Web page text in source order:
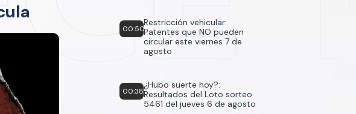
00:50
Restricción vehicular:
Patentes que NO pueden
circular este viernes 7 de
agosto
00:38
¿Hubo suerte hoy?:
Resultados del Loto sorteo
5461 del jueves 6 de agosto